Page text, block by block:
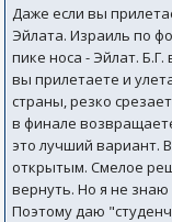
Даже если вы
Эйлата. Израиль по
пике носа - Эйлат.
вы прилетаете и
страны, резко
в финале
это лучший вариант.
открытым. Смелое
вернуть. Но я не знаю
Поэтому даю